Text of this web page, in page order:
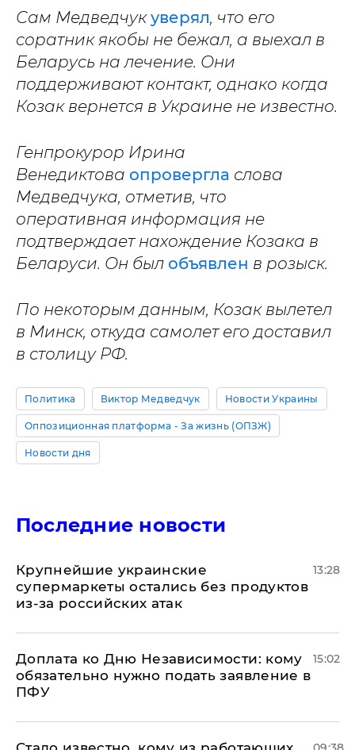
Сам Медведчукуверял, что его
соратник якобы не бежал, а выехал в
Беларусь на лечение. Они
поддерживают контакт, однако когда
Козак вернется в Украине не известно.
Генпрокурор Ирина
Венедиктова опровергла слова
Медведчука, отметив, что
оперативная информация не
подтверждает нахождение Козака в
Беларуси. Он был объявлен в розыск.
По некоторым данным, Козак вылетел
в Минск, откуда самолет его доставил
в столицу РФ.
Политика Виктор Медведчук Новости Украины
Оппозиционная платформа - За жизнь (ОПЗЖ)
Новости дня
Последние новости
Крупнейшие украинские
супермаркеты остались без продуктов
из-за российских атак
13:28
Доплата ко Дню Независимости: кому
обязательно нужно подать заявление в
ПФУ
15:02